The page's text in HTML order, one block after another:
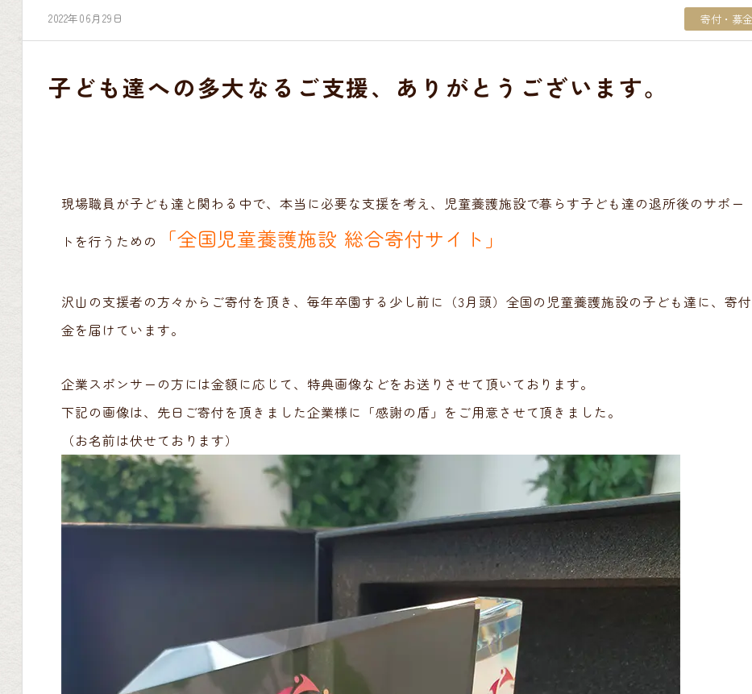
2022年06月29日 寄付・募金
子ども達への多大なるご支援、ありがとうございます。
現場職員が子ども達と関わる中で、本当に必要な支援を考え、児童養護施設で暮らす子ども達の退所後のサポー
トを行うための
「全国児童養護施設 総合寄付サイト」
沢山の支援者の方々からご寄付を頂き、毎年卒園する少し前に（3月頭）全国の児童養護施設の子ども達に、寄付
金を届けています。
企業スポンサーの方には金額に応じて、特典画像などをお送りさせて頂いております。
下記の画像は、先日ご寄付を頂きました企業様に「感謝の盾」をご用意させて頂きました。
（お名前は伏せております）